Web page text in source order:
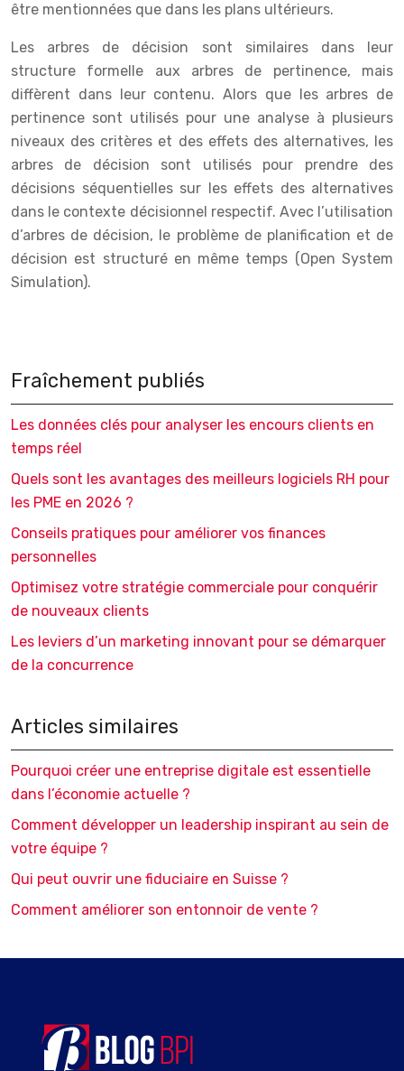
être mentionnées que dans les plans ultérieurs.
Les arbres de décision sont similaires dans leur
structure formelle aux arbres de pertinence, mais
diffèrent dans leur contenu. Alors que les arbres de
pertinence sont utilisés pour une analyse à plusieurs
niveaux des critères et des effets des alternatives, les
arbres de décision sont utilisés pour prendre des
décisions séquentielles sur les effets des alternatives
dans le contexte décisionnel respectif. Avec l’utilisation
d’arbres de décision, le problème de planification et de
décision est structuré en même temps (Open System
Simulation).
Fraîchement publiés
Les données clés pour analyser les encours clients en
temps réel
Quels sont les avantages des meilleurs logiciels RH pour
les PME en 2026 ?
Conseils pratiques pour améliorer vos finances
personnelles
Optimisez votre stratégie commerciale pour conquérir
de nouveaux clients
Les leviers d’un marketing innovant pour se démarquer
de la concurrence
Articles similaires
Pourquoi créer une entreprise digitale est essentielle
dans l’économie actuelle ?
Comment développer un leadership inspirant au sein de
votre équipe ?
Qui peut ouvrir une fiduciaire en Suisse ?
Comment améliorer son entonnoir de vente ?